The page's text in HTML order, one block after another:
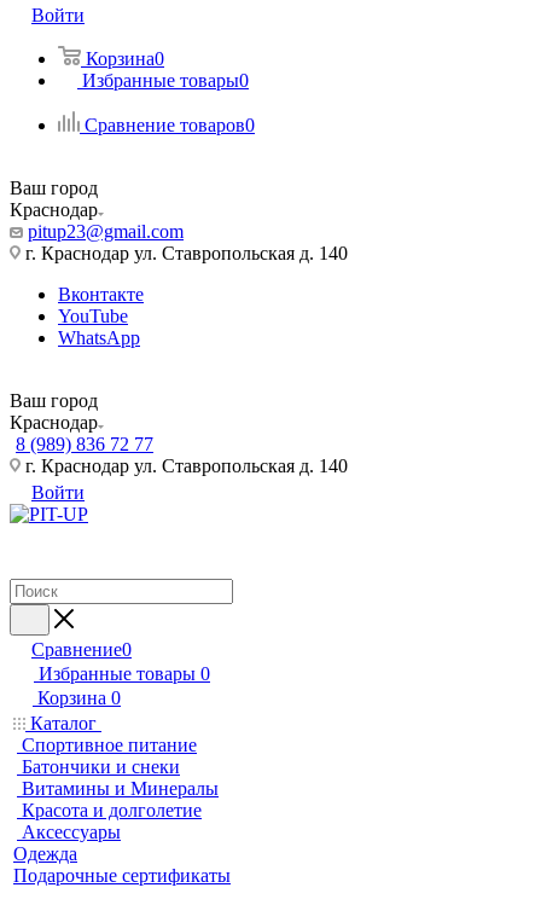
Войти
Корзина0
Избранные товары0
Сравнение товаров0
Ваш город
Краснодар
pitup23@gmail.com
г. Краснодар ул. Ставропольская д. 140
Вконтакте
YouTube
WhatsApp
Ваш город
Краснодар
8 (989) 836 72 77
г. Краснодар ул. Ставропольская д. 140
Войти
Сравнение0
Избранные товары 0
Корзина 0
Каталог
Спортивное питание
Батончики и снеки
Витамины и Минералы
Красота и долголетие
Аксессуары
Одежда
Подарочные сертификаты